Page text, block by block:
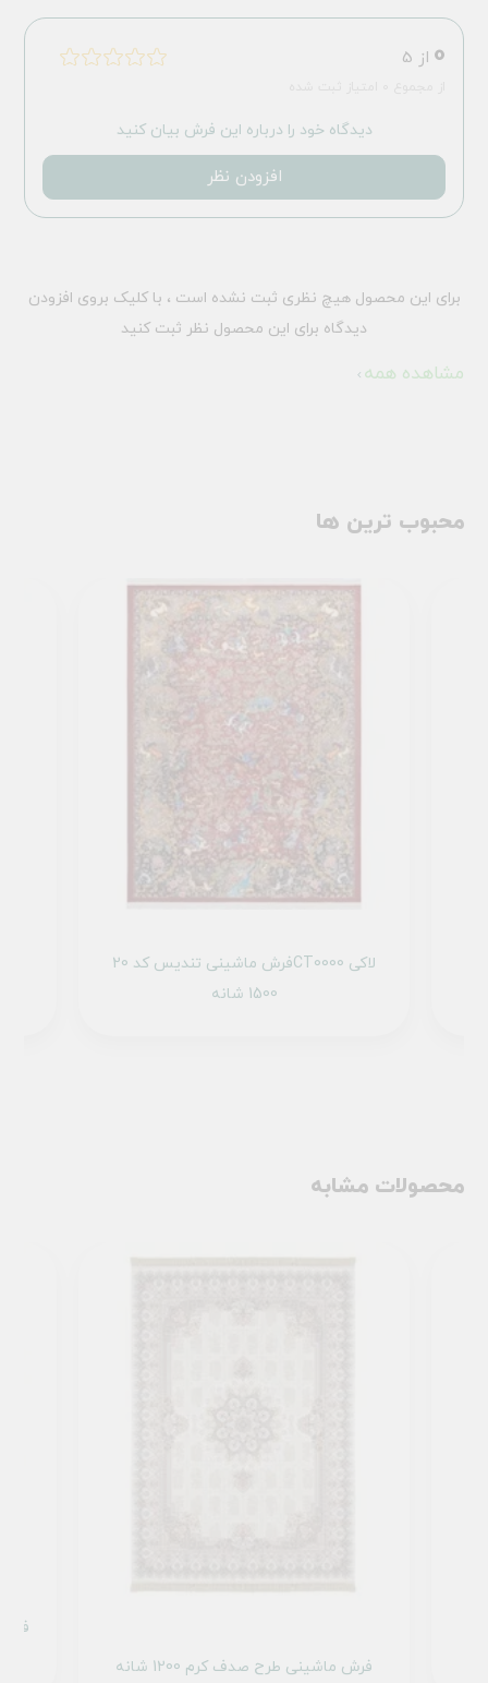
0 از 5
دیدگاه خود را درباره این فرش بیان کنید
افزودن نظر
برای این محصول هیچ نظری ثبت نشده است ، با کلیک بروی افزودن
دیدگاه برای این محصول نظر ثبت کنید
مشاهده همه
محبوب ترین ها
فرش ماشینی تندیس کد 20CT0000 لاکی
1500 شانه
محصولات مشابه
فرش
فرش ماشینی طرح صدف کرم 1200 شانه